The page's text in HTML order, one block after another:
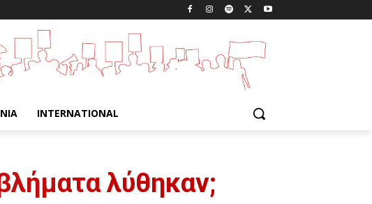
INTERNATIONAL
λύθηκαν;